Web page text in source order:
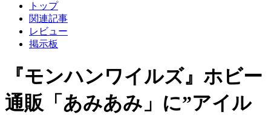
トップ
関連記事
レビュー
掲示板
『モンハンワイルズ』ホビー
通販「あみあみ」に”アイル